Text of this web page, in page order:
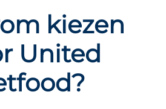
kiezen
United